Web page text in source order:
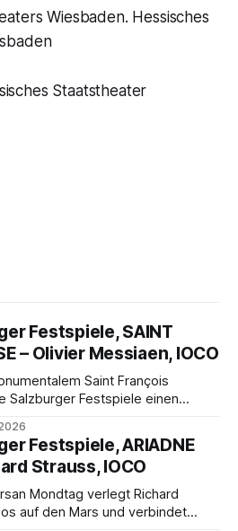
Wiesbaden. Hessisches
Staatstheater
Festspiele, SAINT
– Olivier Messiaen, IOCO
Saint François
Salzburger Festspiele einen
Maxime Pascal entfaltet
Philippe Sly berührt als
Festspiele, ARIADNE
Strauss, IOCO
Mondtag verlegt Richard
auf den Mars und verbindet